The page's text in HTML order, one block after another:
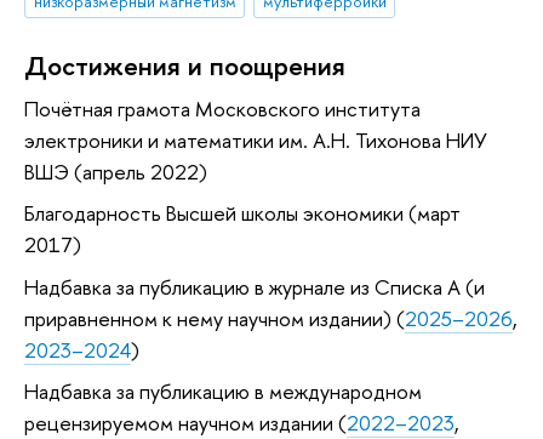
Достижения и поощрения
Почётная грамота Московского института
электроники и математики им. А.Н. Тихонова НИУ
ВШЭ (апрель 2022)
Благодарность Высшей школы экономики (март
2017)
Надбавка за публикацию в журнале из Списка А (и
приравненном к нему научном издании) (2025–2026,
2023–2024)
Надбавка за публикацию в международном
рецензируемом научном издании (2022–2023,